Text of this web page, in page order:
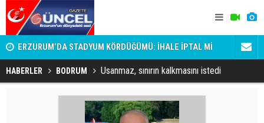
ERZURUM’DA STADYUM KÖRDÜĞÜMÜ: İHALE İPTAL Mİ
EDİLDİ, ERTELENDİ Mİ?
HABERLER BODRUM Usanmaz, sınırın kalkmasını istedi